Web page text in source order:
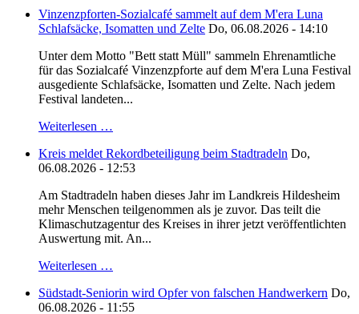
Vinzenzpforten-Sozialcafé sammelt auf dem M'era Luna
Schlafsäcke, Isomatten und Zelte Do, 06.08.2026 - 14:10
Unter dem Motto "Bett statt Müll" sammeln Ehrenamtliche
für das Sozialcafé Vinzenzpforte auf dem M'era Luna Festival
ausgediente Schlafsäcke, Isomatten und Zelte. Nach jedem
Festival landeten...
Weiterlesen …
Kreis meldet Rekordbeteiligung beim Stadtradeln Do,
06.08.2026 - 12:53
Am Stadtradeln haben dieses Jahr im Landkreis Hildesheim
mehr Menschen teilgenommen als je zuvor. Das teilt die
Klimaschutzagentur des Kreises in ihrer jetzt veröffentlichten
Auswertung mit. An...
Weiterlesen …
Südstadt-Seniorin wird Opfer von falschen Handwerkern Do,
06.08.2026 - 11:55